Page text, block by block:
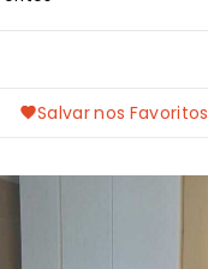
Salvar nos Favoritos